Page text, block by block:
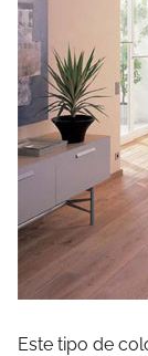
Este tipo de